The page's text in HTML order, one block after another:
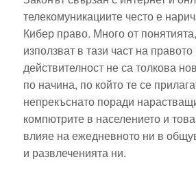
телекомуникациите често е
Кибер право. Много от
използват в тази част на правото
действителност не са толкова
по начина, по който те се
непрекъснато поради
компютрите в населението и
влияе на ежедневното ни в
и развлеченията ни.